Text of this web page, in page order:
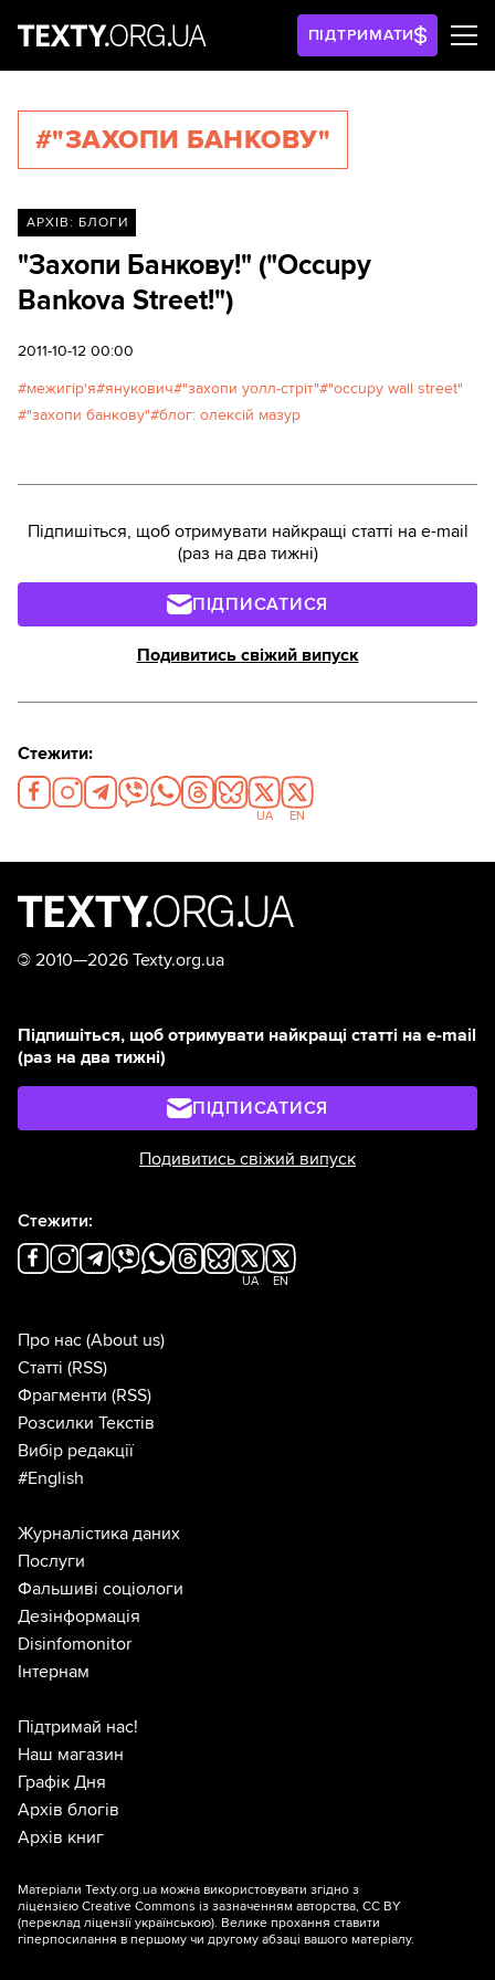
ПІДТРИМАТИ
#"ЗАХОПИ БАНКОВУ"
АРХІВ: БЛОГИ
"Захопи Банкову!" ("Occupy
Bankova Street!")
2011-10-12 00:00
межигір'я янукович "захопи уолл-стріт" "occupy wall street"
"захопи банкову" блог: олексій мазур
Підпишіться, щоб отримувати найкращі статті на e-mail
(раз на два тижні)
ПІДПИСАТИСЯ
Подивитись свіжий випуск
Стежити:
UA EN
© 2010—2026 Texty.org.ua
Підпишіться, щоб отримувати найкращі статті на e-mail
(раз на два тижні)
ПІДПИСАТИСЯ
Подивитись свіжий випуск
Стежити:
UA EN
Про нас (About us)
Статті (RSS)
Фрагменти (RSS)
Розсилки Текстів
Вибір редакції
#English
Журналістика даних
Послуги
Фальшиві соціологи
Дезінформація
Disinfomonitor
Інтернам
Підтримай нас!
Наш магазин
Графік Дня
Архів блогів
Архів книг
Матеріали Texty.org.ua можна використовувати згідно з
ліцензією Creative Commons із зазначенням авторства, CC BY
(переклад ліцензії українською). Велике прохання ставити
гіперпосилання в першому чи другому абзаці вашого матеріалу.